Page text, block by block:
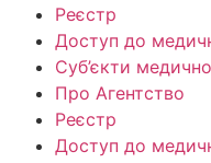
Реєстр
Доступ до
Суб’єкти
Про Агентство
Реєстр
Доступ до